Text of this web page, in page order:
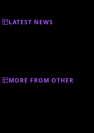
LATEST NEWS
MORE FROM OTHER